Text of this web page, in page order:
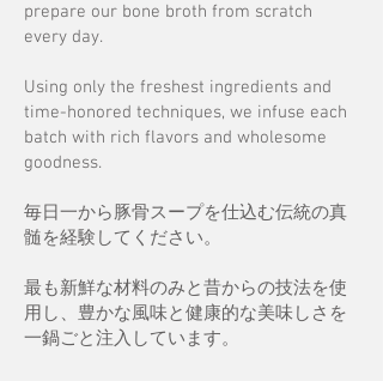
prepare our bone broth from scratch
every day.
Using only the freshest ingredients and
time-honored techniques, we infuse each
batch with rich flavors and wholesome
goodness.
毎日一から豚骨スープを仕込む伝統の真
髄を経験してください。
最も新鮮な材料のみと昔からの技法を使
用し、豊かな風味と健康的な美味しさを
一鍋ごと注入しています。